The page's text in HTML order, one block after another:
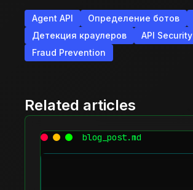
Agent API Определение ботов
Детекция краулеров
API Security
Fraud Prevention
Related articles
blog_post.md